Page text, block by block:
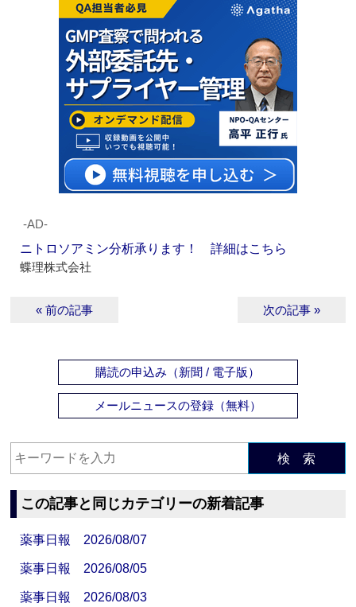
‐AD‐
ニトロソアミン分析承ります！ 詳細はこちら
蝶理株式会社
« 前の記事 次の記事 »
購読の申込み（新聞 / 電子版）
メールニュースの登録（無料）
検 索
この記事と同じカテゴリーの新着記事
薬事日報 2026/08/07
薬事日報 2026/08/05
薬事日報 2026/08/03